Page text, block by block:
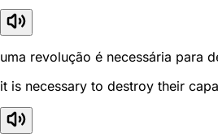
uma revolução é necessária para
it is necessary to destroy their